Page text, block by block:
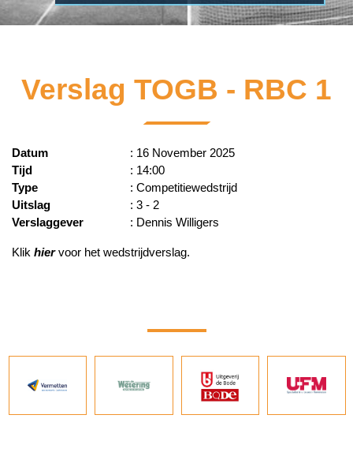
Verslag TOGB - RBC 1
Datum
: 16 November 2025
Tijd
: 14:00
Type
: Competitiewedstrijd
Uitslag
: 3 - 2
Verslaggever
: Dennis Willigers
Klik hiervoor het wedstrijdverslag.